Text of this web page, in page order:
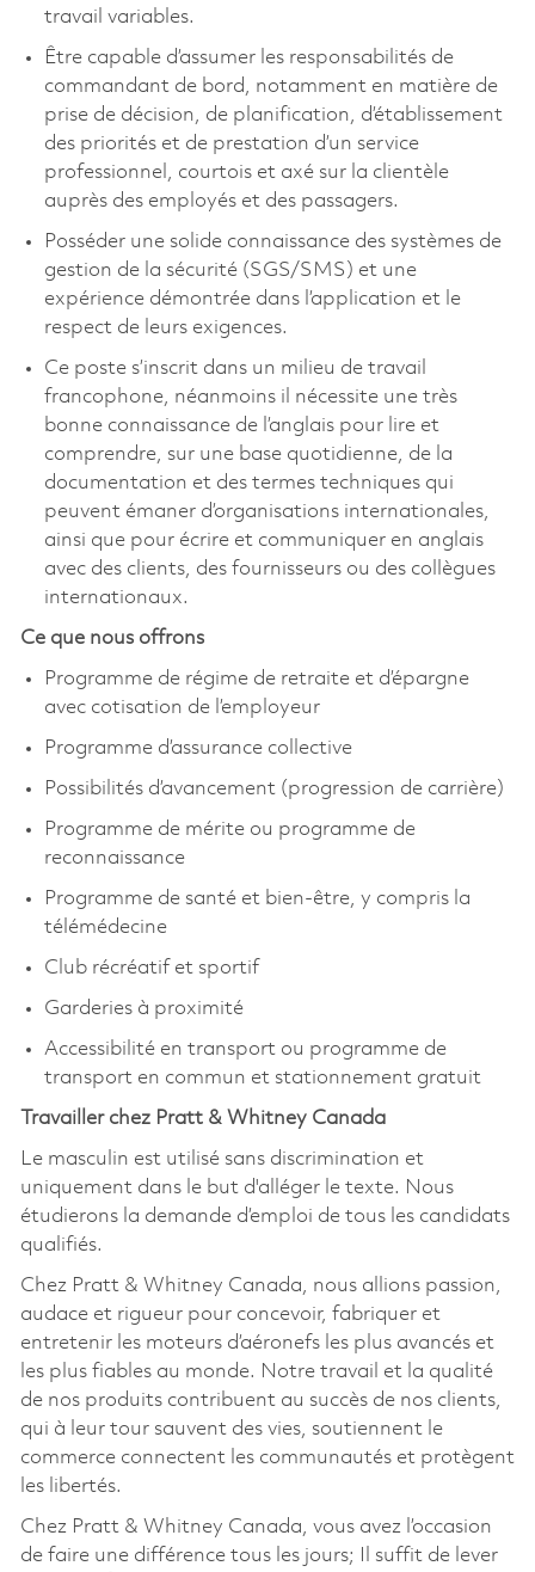
travail variables.
Être capable d’assumer les responsabilités de
commandant de bord, notamment en matière de
prise de décision, de planification, d’établissement
des priorités et de prestation d’un service
professionnel, courtois et axé sur la clientèle
auprès des employés et des passagers.
Posséder une solide connaissance des systèmes de
gestion de la sécurité (SGS/SMS) et une
expérience démontrée dans l’application et le
respect de leurs exigences.
Ce poste s’inscrit dans un milieu de travail
francophone, néanmoins il nécessite une très
bonne connaissance de l’anglais pour lire et
comprendre, sur une base quotidienne, de la
documentation et des termes techniques qui
peuvent émaner d’organisations internationales,
ainsi que pour écrire et communiquer en anglais
avec des clients, des fournisseurs ou des collègues
internationaux.
Ce que nous offrons
Programme de régime de retraite et d’épargne
avec cotisation de l’employeur
Programme d’assurance collective
Possibilités d’avancement (progression de carrière)
Programme de mérite ou programme de
reconnaissance
Programme de santé et bien-être, y compris la
télémédecine
Club récréatif et sportif
Garderies à proximité
Accessibilité en transport ou programme de
transport en commun et stationnement gratuit
Travailler chez Pratt & Whitney Canada
Le masculin est utilisé sans discrimination et
uniquement dans le but d'alléger le texte. Nous
étudierons la demande d’emploi de tous les candidats
qualifiés.
Chez Pratt & Whitney Canada, nous allions passion,
audace et rigueur pour concevoir, fabriquer et
entretenir les moteurs d’aéronefs les plus avancés et
les plus fiables au monde. Notre travail et la qualité
de nos produits contribuent au succès de nos clients,
qui à leur tour sauvent des vies, soutiennent le
commerce connectent les communautés et protègent
les libertés.
Chez Pratt & Whitney Canada, vous avez l’occasion
de faire une différence tous les jours; Il suffit de lever